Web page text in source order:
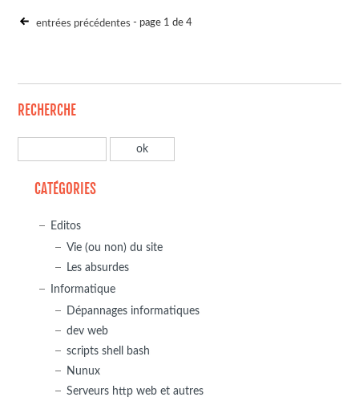
entrées précédentes - page 1 de 4
RECHERCHE
CATÉGORIES
Editos
Vie (ou non) du site
Les absurdes
Informatique
Dépannages informatiques
dev web
scripts shell bash
Nunux
Serveurs http web et autres